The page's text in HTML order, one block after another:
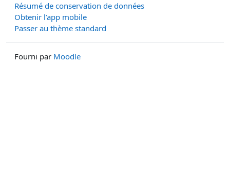
Résumé de conservation de données
Obtenir l’app mobile
Passer au thème standard
Fourni par Moodle